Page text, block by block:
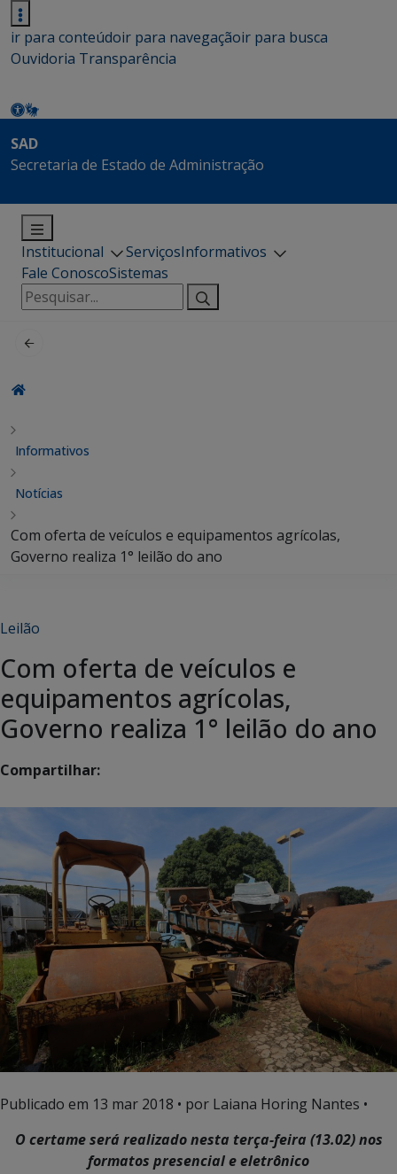
ir para conteúdoir para navegaçãoir para busca
Ouvidoria Transparência
SAD
Secretaria de Estado de Administração
Institucional ServiçosInformativos
Fale ConoscoSistemas
Pesquisar
por:
Informativos
Notícias
Com oferta de veículos e equipamentos agrícolas,
Governo realiza 1° leilão do ano
Leilão
Com oferta de veículos e
equipamentos agrícolas,
Governo realiza 1° leilão do ano
Compartilhar:
Publicado em 13 mar 2018 • por Laiana Horing Nantes •
O certame será realizado nesta terça-feira (13.02) nos
formatos presencial e eletrônico